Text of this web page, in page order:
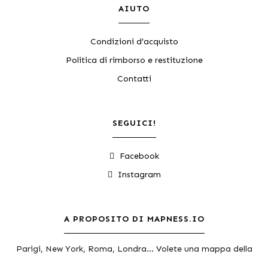
AIUTO
Condizioni d’acquisto
Politica di rimborso e restituzione
Contatti
SEGUICI!
Facebook
Instagram
A PROPOSITO DI MAPNESS.IO
Parigi, New York, Roma, Londra... Volete una mappa della